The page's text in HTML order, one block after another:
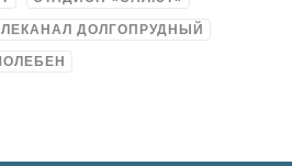
ДОЛГОПРУДНЫЙ